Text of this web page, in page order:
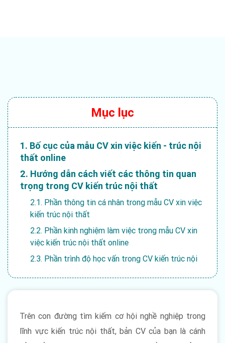
Trên con đường tìm kiếm cơ hội nghề nghiệp trong
lĩnh vực kiến trúc nội thất, bản CV của bạn là cánh
Mục lục
1. Bố cục của mẫu CV xin việc kiến - trúc nội
thất online
2. Hướng dẫn cách viết các thông tin quan
trọng trong CV kiến trúc nội thất
2.1. Phần thông tin cá nhân trong mẫu CV xin việc
kiến trúc nội thất
2.2. Phần kinh nghiệm làm việc trong mẫu CV xin
việc kiến trúc nội thất online
2.3. Phần trình độ học vấn trong CV kiến trúc nội
thất
4. Bí quyết thiết kế CV xin việc kiến trúc nội